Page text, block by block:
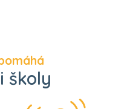
školy